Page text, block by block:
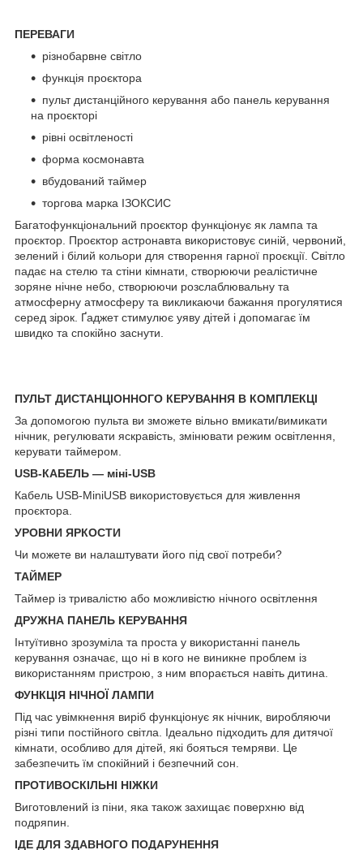
ПЕРЕВАГИ
різнобарвне світло
функція проєктора
пульт дистанційного керування або панель керування
на проєкторі
рівні освітленості
форма космонавта
вбудований таймер
торгова марка ІЗОКСИС
Багатофункціональний проєктор функціонує як лампа та
проєктор. Проєктор астронавта використовує синій, червоний,
зелений і білий кольори для створення гарної проєкції. Світло
падає на стелю та стіни кімнати, створюючи реалістичне
зоряне нічне небо, створюючи розслаблювальну та
атмосферну атмосферу та викликаючи бажання прогулятися
серед зірок. Ґаджет стимулює уяву дітей і допомагає їм
швидко та спокійно заснути.
ПУЛЬТ ДИСТАНЦІОННОГО КЕРУВАННЯ В КОМПЛЕКЦІ
За допомогою пульта ви зможете вільно вмикати/вимикати
нічник, регулювати яскравість, змінювати режим освітлення,
керувати таймером.
USB-КАБЕЛЬ — міні-USB
Кабель USB-MiniUSB використовується для живлення
проєктора.
УРОВНИ ЯРКОСТИ
Чи можете ви налаштувати його під свої потреби?
ТАЙМЕР
Таймер із тривалістю або можливістю нічного освітлення
ДРУЖНА ПАНЕЛЬ КЕРУВАННЯ
Інтуїтивно зрозуміла та проста у використанні панель
керування означає, що ні в кого не виникне проблем із
використанням пристрою, з ним впорається навіть дитина.
ФУНКЦІЯ НІЧНОЇ ЛАМПИ
Під час увімкнення виріб функціонує як нічник, виробляючи
різні типи постійного світла. Ідеально підходить для дитячої
кімнати, особливо для дітей, які бояться темряви. Це
забезпечить їм спокійний і безпечний сон.
ПРОТИВОСКІЛЬНІ НІЖКИ
Виготовлений із піни, яка також захищає поверхню від
подряпин.
ІДЕ ДЛЯ ЗДАВНОГО ПОДАРУНЕННЯ